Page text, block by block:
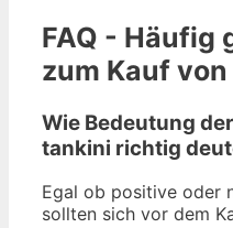
FAQ - Häufig
zum Kauf
Wie Bedeutung
tankini richtig
Egal ob positive oder
sollten sich vor dem